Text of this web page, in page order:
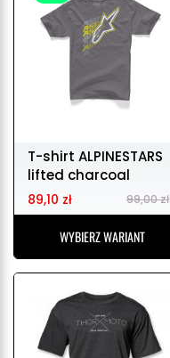
T-shirt ALPINESTARS
lifted charcoal
89,10 zł 99,00 zł
WYBIERZ WARIANT